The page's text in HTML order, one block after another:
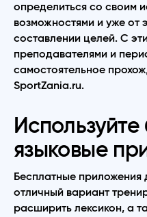
определиться со своим
возможностями и уже от
составлении целей. С
преподавателями и
самостоятельное
SportZania.ru.
языковые
Бесплатные приложения
отличный вариант
расширить лексикон, а